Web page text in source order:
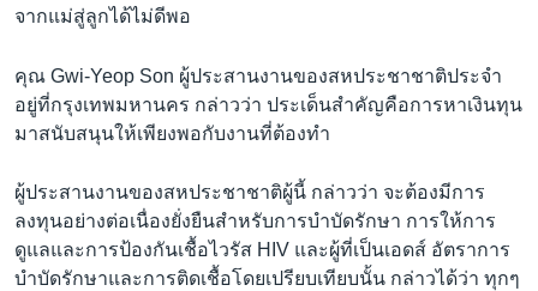
จากแม่สู่ลูกได้ไม่ดีพอ
คุณ Gwi-Yeop Son ผู้ประสานงานของสหประชาชาติประจำ
อยู่ที่กรุงเทพมหานคร กล่าวว่า ประเด็นสำคัญคือการหาเงินทุน
มาสนับสนุนให้เพียงพอกับงานที่ต้องทำ
ผู้ประสานงานของสหประชาชาติผู้นี้ กล่าวว่า จะต้องมีการ
ลงทุนอย่างต่อเนื่องยั่งยืนสำหรับการบำบัดรักษา การให้การ
ดูแลและการป้องกันเชื้อไวรัส HIV และผู้ที่เป็นเอดส์ อัตราการ
บำบัดรักษาและการติดเชื้อโดยเปรียบเทียบนั้น กล่าวได้ว่า ทุกๆ